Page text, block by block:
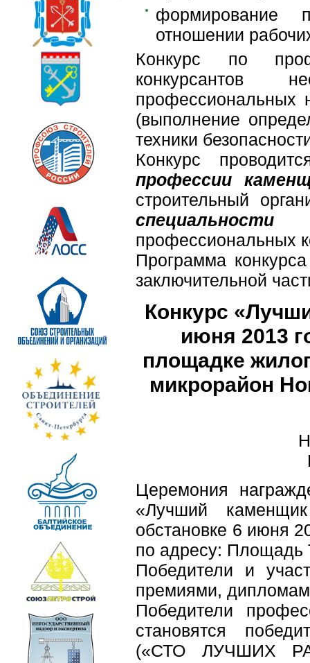
формирование
отношении
Конкурс по
конкурсантов
профессиональных
(выполнение
техники
Конкурс
профессии
строительный
специальности
профессиональных
Программа
заключительной
Конкурс
июня 2013
площадке
микрорайон
Церемония
«Лучший
обстановке 6 июня
по адресу: Площадь
Победители и
премиями,
Победители
становятся
(«СТО ЛУЧШИХ